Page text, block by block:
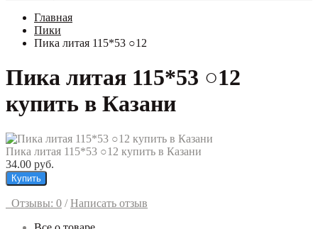
Главная
Пики
Пика литая 115*53 ○12
Пика литая 115*53 ○12
купить в Казани
Пика литая 115*53 ○12 купить в Казани
34.00 руб.
Купить
Отзывы: 0 / Написать отзыв